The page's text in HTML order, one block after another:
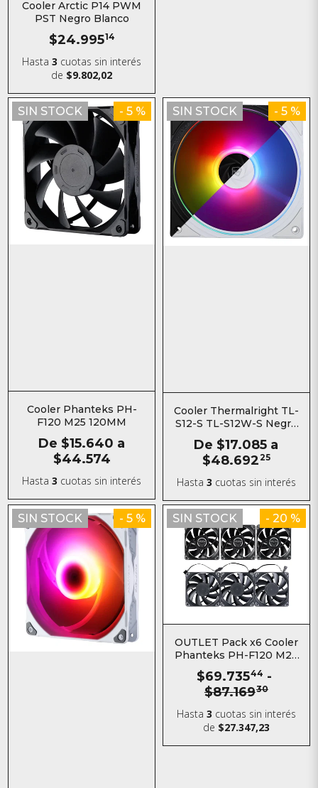
Cooler Arctic P14 PWM
PST Negro Blanco
$24.99514
Hasta3 cuotas sin interés
de $9.802,02
SIN STOCK - 5 %
Cooler Phanteks PH-
F120 M25 120MM
De $15.640 a
$44.574
Hasta3 cuotas sin interés
SIN STOCK - 5 %
Cooler Thermalright TL-
S12-S TL-S12W-S Negro
Blanco
De $17.085 a
$48.69225
Hasta 3 cuotas sin interés
SIN STOCK - 5 % SIN STOCK - 20 %
OUTLET Pack x6 Cooler
Phanteks PH-F120 M25
120MM
$69.73544 -
$87.16930
Hasta 3 cuotas sin interés
de $27.347,23